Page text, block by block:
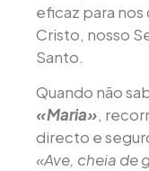
eficaz para nos
Cristo, nosso
Santo.
Quando não
«Maria»,
directo e
«Ave, cheia de